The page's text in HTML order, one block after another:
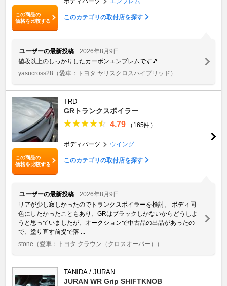
この商品の
価格を比較する
このカテゴリの取付店を探す
ユーザーの最新投稿
2026年8月9日
値段以上のしっかりしたカーボンエンブレムです🎵
yasucross28 （愛車：トヨタ ヤリスクロスハイブリッド）
この商品の
価格を比較する
TRD
GRトランクスポイラー
4.79 （165件）
ボディパーツ ウイング
このカテゴリの取付店を探す
ユーザーの最新投稿
2026年8月9日
リアが少し寂しかったのでトランクスポイラーを検討。 ボディ同
色にしたかったこともあり、GRはブラックしかないからどうしよ
うと思っていましたが、オークションで中古品の出品があったの
で、塗り直す前提で落 ...
stone （愛車：トヨタ クラウン（クロスオーバー））
TANIDA / JURAN
JURAN WR Grip SHIFTKNOB